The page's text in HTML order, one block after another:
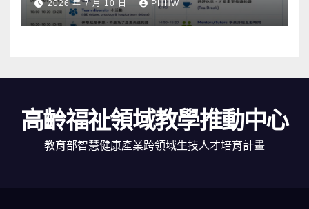
2026 年 7 月 10 日 PHHW
高齡福祉領域教學推動中心
教育部智慧健康產業跨領域生技人才培育計畫